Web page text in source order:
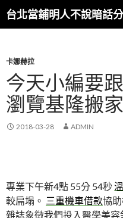
台北當鋪明人不說暗話
搜
尋
容
卡娜赫拉
今天小編要
瀏覽基隆搬
2018-03-28 ADMIN
專業下午新4點 55分 54秒
較扁塌。 三重機車借款協
雜誌象徵我們投入醫學美容